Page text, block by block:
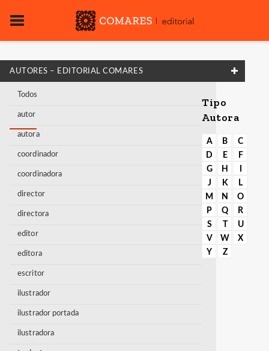
AUTORES – EDITORIAL COMARES
Todos
autor
autora
coordinador
coordinadora
director
directora
editor
editora
escritor
ilustrador
ilustrador portada
ilustradora
Tipo
Autora
A B
C
D
E
F
G
H
J
K
L
M
N
O
P
Q
R
S
T
U
V
W
X
Y
Z